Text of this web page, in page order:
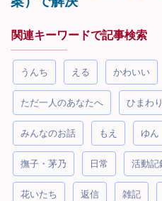
関連キーワードで記事検索
うんち える かわいい
ただ一人のあなたへ ひまわり
みんなのお話 もえ ゆん
撫子・茅乃 日常 活動記
花いたち 返信 雑記